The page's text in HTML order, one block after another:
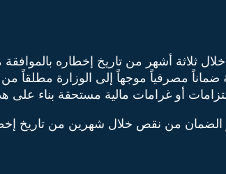
ثلاثة أشهر من تاريخ إخطاره بالموافقة
ضماناً مصرفياً موجهاً إلى الوزارة
أو غرامات مالية مستحقة بناء على
الضمان من نقص خلال شهرين من تاريخ